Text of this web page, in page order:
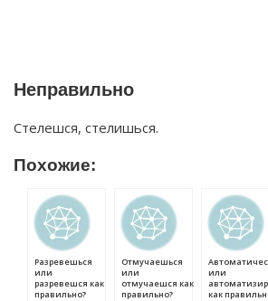
Неправильно
Стелешся, стелишься.
Похожие:
Разревешься
или
разревешся как
правильно?
Отмучаешься
или
отмучаешся как
правильно?
или
как